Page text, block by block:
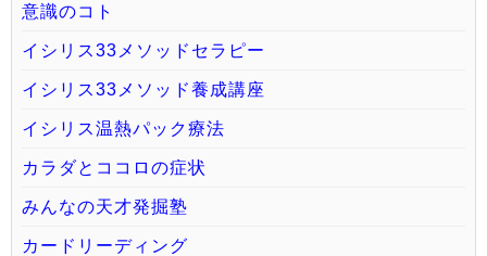
意識のコト
イシリス33メソッドセラピー
イシリス33メソッド養成講座
イシリス温熱パック療法
カラダとココロの症状
みんなの天才発掘塾
カードリーディング